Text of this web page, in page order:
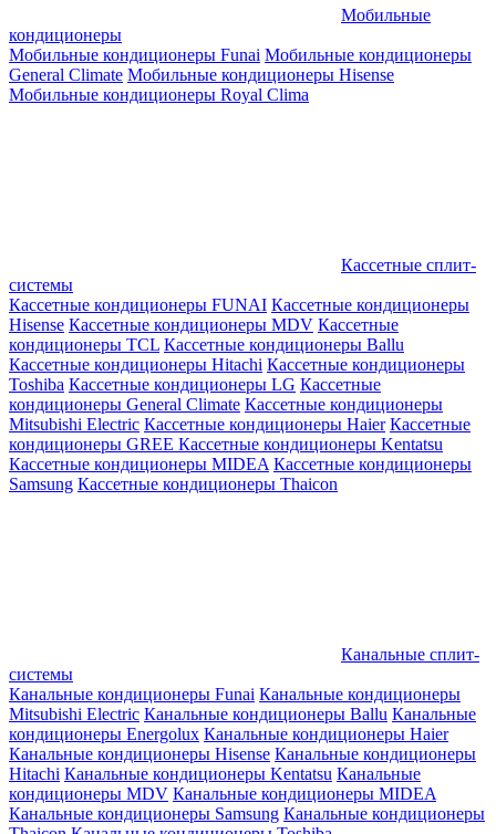
Мобильные
кондиционеры
Мобильные кондиционеры Funai Мобильные кондиционеры
General Climate Мобильные кондиционеры Hisense
Мобильные кондиционеры Royal Clima
Кассетные сплит-
системы
Кассетные кондиционеры FUNAI Кассетные кондиционеры
Hisense Кассетные кондиционеры MDV Кассетные
кондиционеры TCL Кассетные кондиционеры Ballu
Кассетные кондиционеры Hitachi Кассетные кондиционеры
Toshiba Кассетные кондиционеры LG Кассетные
кондиционеры General Climate Кассетные кондиционеры
Mitsubishi Electric Кассетные кондиционеры Haier Кассетные
кондиционеры GREE Кассетные кондиционеры Kentatsu
Кассетные кондиционеры MIDEA Кассетные кондиционеры
Samsung Кассетные кондиционеры Thaicon
Канальные сплит-
системы
Канальные кондиционеры Funai Канальные кондиционеры
Mitsubishi Electric Канальные кондиционеры Ballu Канальные
кондиционеры Energolux Канальные кондиционеры Haier
Канальные кондиционеры Hisense Канальные кондиционеры
Hitachi Канальные кондиционеры Kentatsu Канальные
кондиционеры MDV Канальные кондиционеры MIDEA
Канальные кондиционеры Samsung Канальные кондиционеры